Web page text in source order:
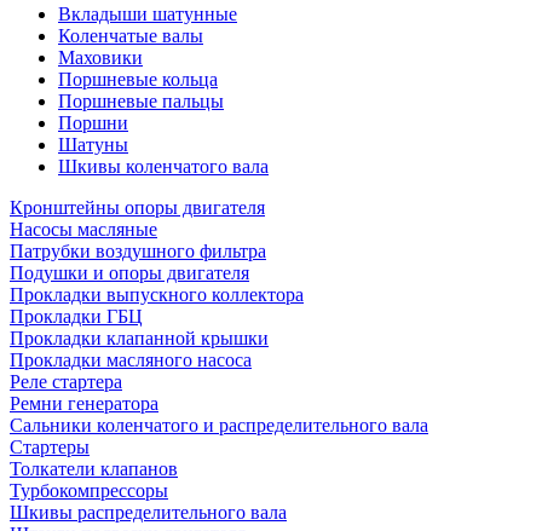
Вкладыши шатунные
Коленчатые валы
Маховики
Поршневые кольца
Поршневые пальцы
Поршни
Шатуны
Шкивы коленчатого вала
Кронштейны опоры двигателя
Насосы масляные
Патрубки воздушного фильтра
Подушки и опоры двигателя
Прокладки выпускного коллектора
Прокладки ГБЦ
Прокладки клапанной крышки
Прокладки масляного насоса
Реле стартера
Ремни генератора
Сальники коленчатого и распределительного вала
Стартеры
Толкатели клапанов
Турбокомпрессоры
Шкивы распределительного вала